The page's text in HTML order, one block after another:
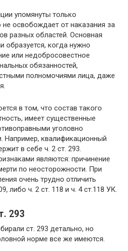
упомянуты только
освобождает от наказания за
разных областей. Основная
образуется, когда нужно
или недобросовестное
обязанностей,
полномочиями лица, даже
в том, что состав такого
имеет существенные
уголовно
Например, квалификационный
в себе ч. 2 ст. 293.
являются: причинение
по неосторожности. При
очень трудно отличить
либо ч. 2 ст. 118 и ч. 4 ст.118 УК.
293
ст. 293 детально, но
норме все же имеются.